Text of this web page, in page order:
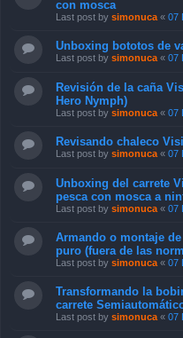
con mosca
Last post by simonuca « 07
Unboxing bototos de
Last post by simonuca « 07
Revisión de la caña
Hero Nymph)
Last post by simonuca « 07
Revisando chaleco
Last post by simonuca « 07
Unboxing del carrete
pesca con mosca a
Last post by simonuca « 07
Armando o montaje
puro (fuera de las
Last post by simonuca « 07
Transformando la
carrete
Last post by simonuca « 07